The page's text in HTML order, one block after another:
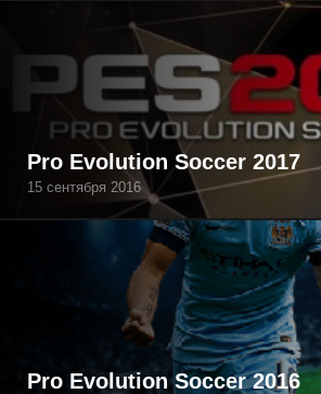
Pro Evolution Soccer 2017
15 сентября 2016
Pro Evolution Soccer 2016